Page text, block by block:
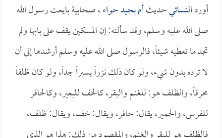
أوردالنسائيحديثأم بجيد حواء، صحابية بايعت رسول الله
صلى الله عليه وسلم، وقد سألته: إن المسكين يقف على بابها ولم
تجد ما تعطيه شيئاً، فالرسول صلى الله عليه وسلم أرشدها إلى أن
لا ترده بدون شيء، ولو كان ذلك نزراً يسيراً جداً، ولو كان ظلفاً
محرقاً، والظلف هو: للغنم والبقر، كالخف للبعير، وكالحافر
للفرس، والحمير، يقال: حافر، ويقال: خف، ويقال: ظلف،